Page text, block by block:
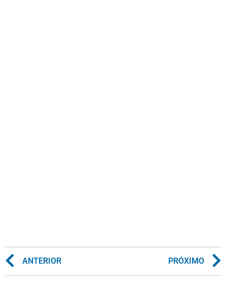
ANTERIOR PRÓXIMO